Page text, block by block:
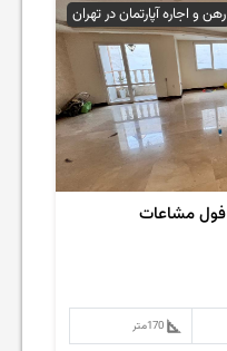
رهن و اجاره آپارتمان در تهران
170متر